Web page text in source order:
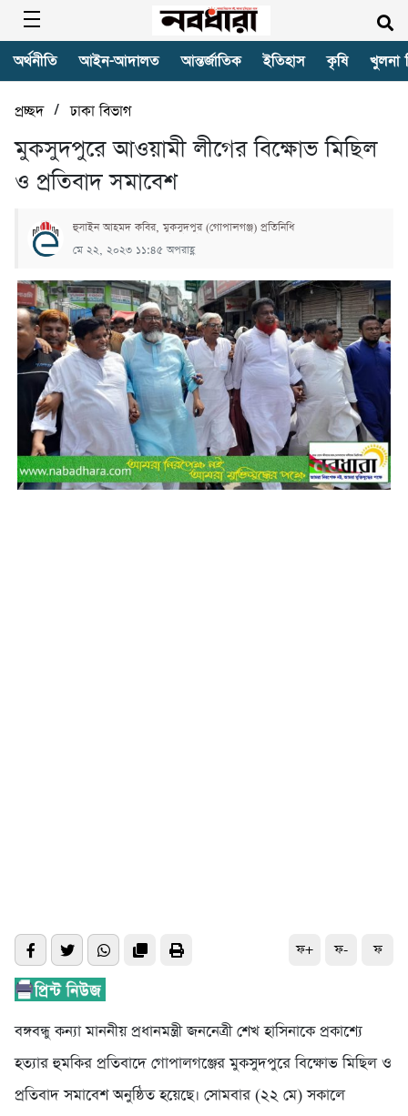
অর্থনীতি আইন-আদালত আন্তর্জাতিক ইতিহাস কৃষি খুলনা
প্রচ্ছদ/ঢাকা বিভাগ
মুকসুদপুরে আওয়ামী লীগের বিক্ষোভ মিছিল
ও প্রতিবাদ সমাবেশ
হুসাইন আহমদ কবির, মুকসুদপুর (গোপালগঞ্জ) প্রতিনিধি
মে ২২, ২০২৩ ১১:৪৫ অপরাহ্ণ
ফ+ ফ- ফ
বঙ্গবন্ধু কন্যা মাননীয় প্রধানমন্ত্রী জননেত্রী শেখ হাসিনাকে প্রকাশ্যে
হত্যার হুমকির প্রতিবাদে গোপালগঞ্জের মুকসুদপুরে বিক্ষোভ মিছিল ও
প্রতিবাদ সমাবেশ অনুষ্ঠিত হয়েছে। সোমবার (২২ মে) সকালে